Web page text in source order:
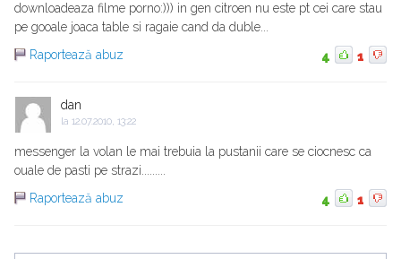
downloadeaza filme porno:))) in gen citroen nu este pt cei care stau
pe gooale joaca table si ragaie cand da duble...
Raportează abuz
4 1
dan
la 12.07.2010, 13:22
messenger la volan le mai trebuia la pustanii care se ciocnesc ca
ouale de pasti pe strazi.........
Raportează abuz
4 1